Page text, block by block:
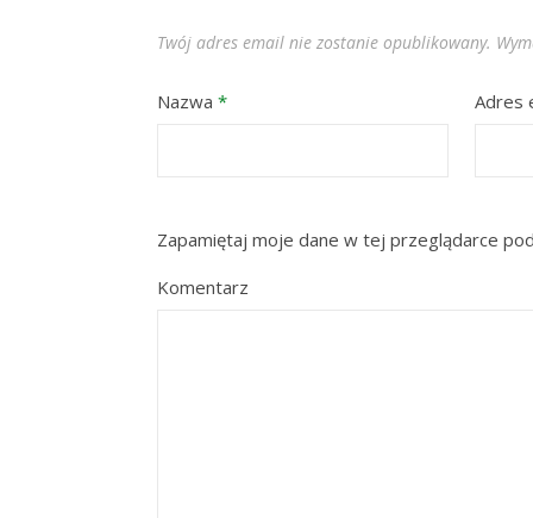
Twój adres email nie zostanie opublikowany.
Nazwa * Adres
Zapamiętaj moje dane w tej przeglądarce
Komentarz